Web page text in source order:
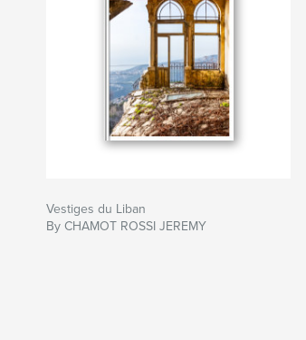
Vestiges du Liban
By CHAMOT ROSSI JEREMY